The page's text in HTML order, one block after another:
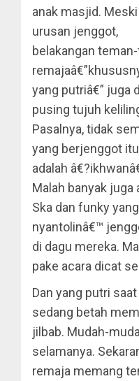
anak masjid.
urusan jenggot,
belakangan
yang putriâ€” juga
pusing tujuh
Pasalnya, tidak
yang berjenggot itu
adalah
Malah banyak juga
Ska dan funky
nyantolinâ€™
di dagu mereka.
pake acara dicat
Dan yang putri saat
sedang betah
jilbab. Mudah-
selamanya.
remaja memang